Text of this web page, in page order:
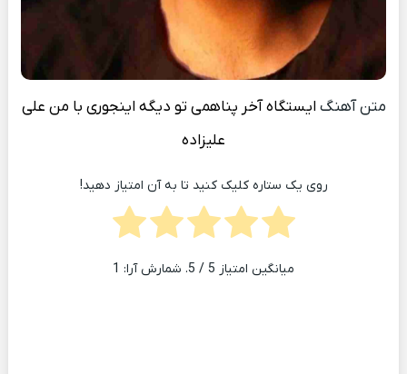
متن آهنگ ایستگاه آخر پناهمی تو دیگه اینجوری با من علی
علیزاده
روی یک ستاره کلیک کنید تا به آن امتیاز دهید!
میانگین امتیاز 5 / 5. شمارش آرا: 1